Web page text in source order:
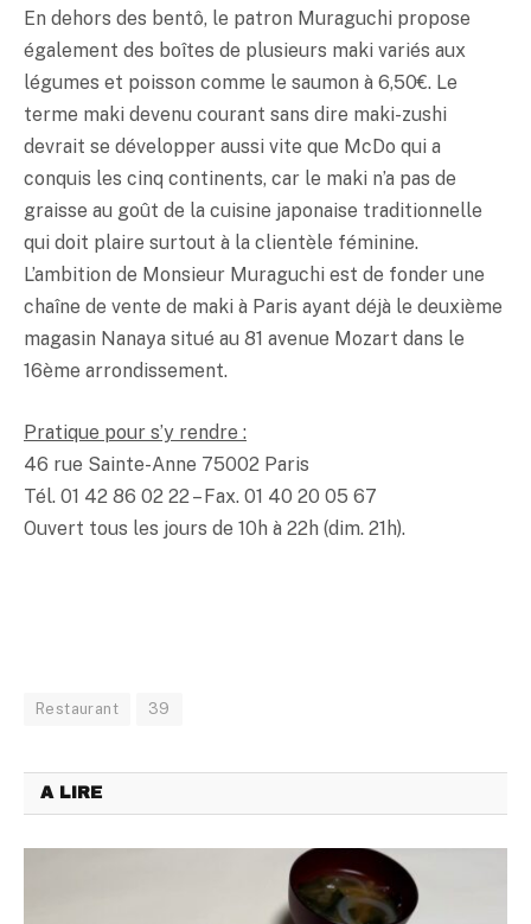
En dehors des bentô, le patron Muraguchi propose
également des boîtes de plusieurs maki variés aux
légumes et poisson comme le saumon à 6,50€. Le
terme maki devenu courant sans dire maki-zushi
devrait se développer aussi vite que McDo qui a
conquis les cinq continents, car le maki n’a pas de
graisse au goût de la cuisine japonaise traditionnelle
qui doit plaire surtout à la clientèle féminine.
L’ambition de Monsieur Muraguchi est de fonder une
chaîne de vente de maki à Paris ayant déjà le deuxième
magasin Nanaya situé au 81 avenue Mozart dans le
16ème arrondissement.
Pratique pour s’y rendre :
46 rue Sainte-Anne 75002 Paris
Tél. 01 42 86 02 22 – Fax. 01 40 20 05 67
Ouvert tous les jours de 10h à 22h (dim. 21h).
Restaurant 39
A LIRE